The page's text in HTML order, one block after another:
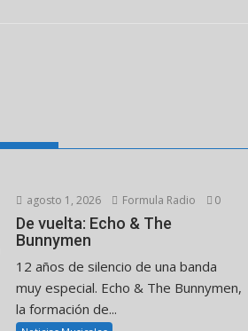
agosto 1, 2026 Formula Radio 0
De vuelta: Echo & The
Bunnymen
12 años de silencio de una banda
muy especial. Echo & The Bunnymen,
la formación de...